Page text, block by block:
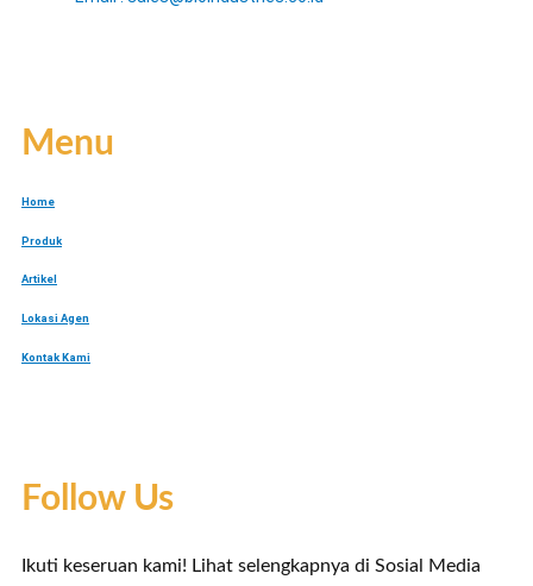
Menu
Home
Produk
Artikel
Lokasi Agen
Kontak Kami
Follow Us
Ikuti keseruan kami! Lihat selengkapnya di Sosial Media